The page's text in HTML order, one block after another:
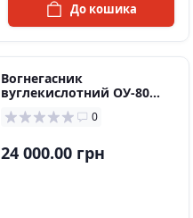
До кошика
Вогнегасник
вуглекислотний ОУ-80
0
24 000.00 грн